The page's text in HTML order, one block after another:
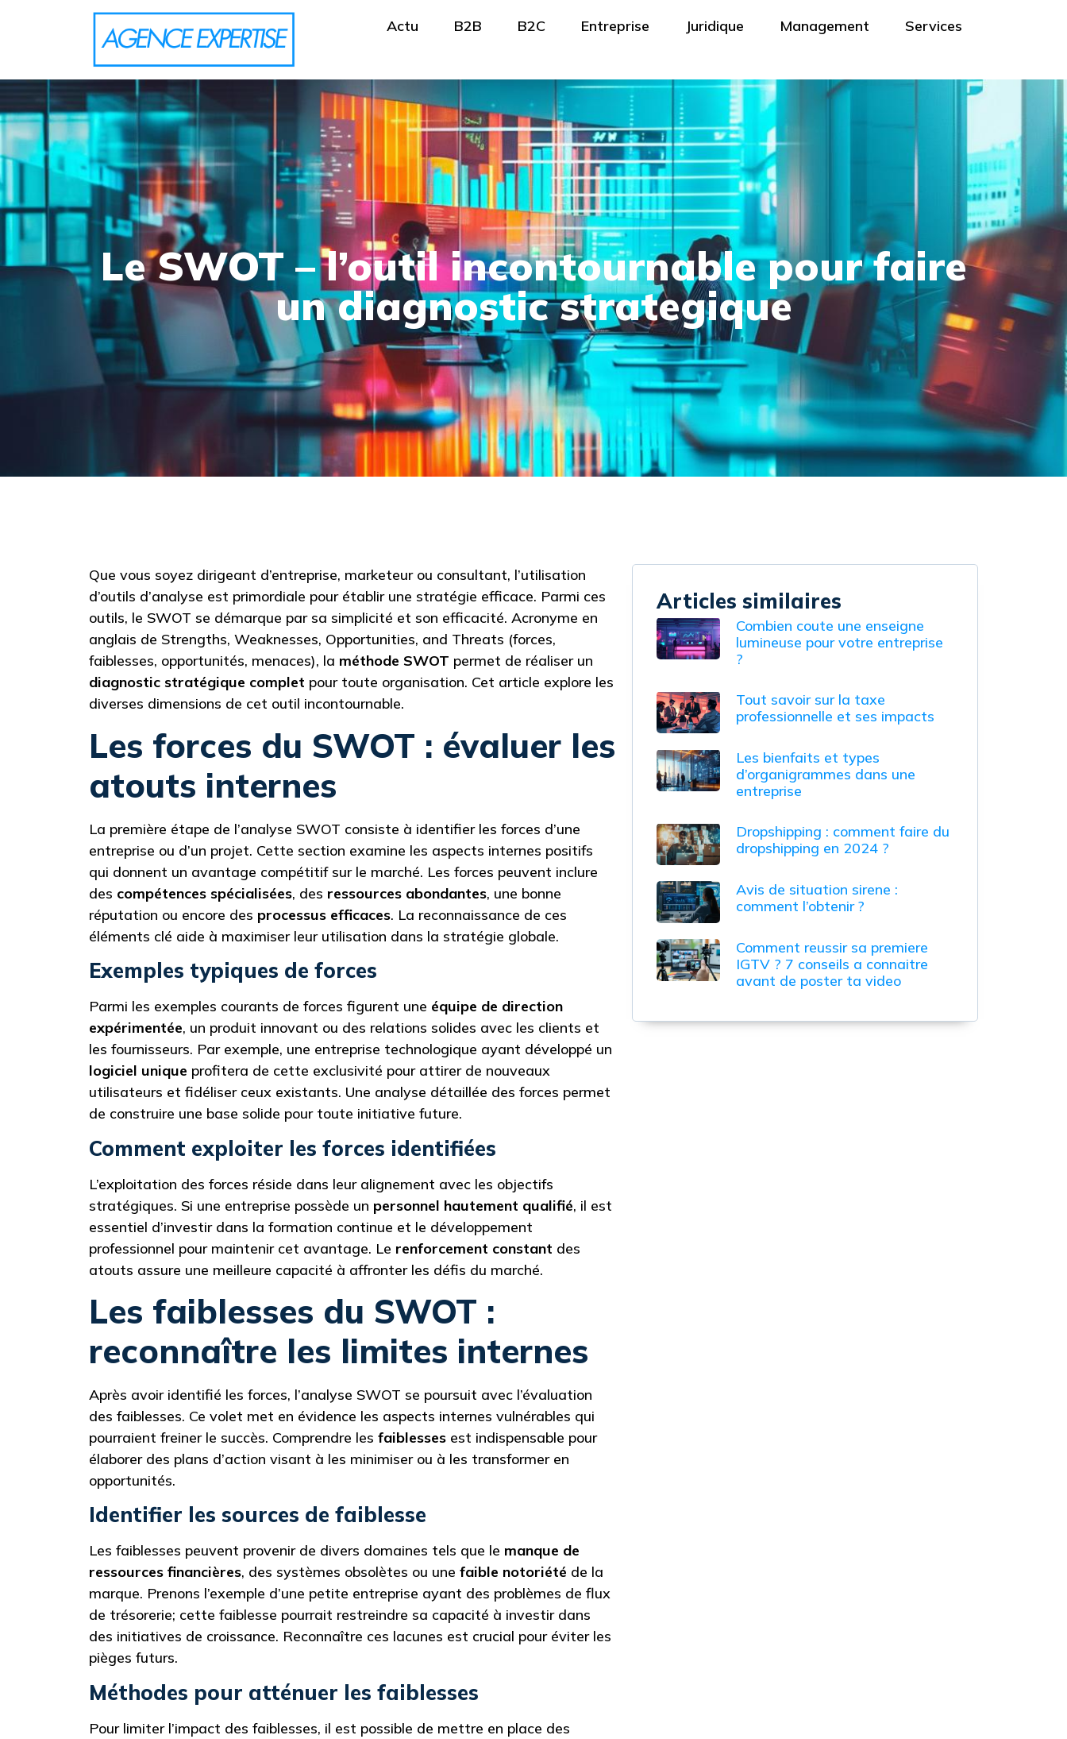
Actu B2B B2C Entreprise Juridique Management Services
Le SWOT – l’outil incontournable pour faire
un diagnostic strategique
Que vous soyez dirigeant d’entreprise, marketeur ou consultant, l’utilisation
d’outils d’analyse est primordiale pour établir une stratégie efficace. Parmi ces
outils, le SWOT se démarque par sa simplicité et son efficacité. Acronyme en
anglais de Strengths, Weaknesses, Opportunities, and Threats (forces,
faiblesses, opportunités, menaces), la méthode SWOT permet de réaliser un
diagnostic stratégique complet pour toute organisation. Cet article explore les
diverses dimensions de cet outil incontournable.
Les forces du SWOT : évaluer les
atouts internes
La première étape de l’analyse SWOT consiste à identifier les forces d’une
entreprise ou d’un projet. Cette section examine les aspects internes positifs
qui donnent un avantage compétitif sur le marché. Les forces peuvent inclure
des compétences spécialisées, des ressources abondantes, une bonne
réputation ou encore des processus efficaces. La reconnaissance de ces
éléments clé aide à maximiser leur utilisation dans la stratégie globale.
Exemples typiques de forces
Parmi les exemples courants de forces figurent une équipe de direction
expérimentée, un produit innovant ou des relations solides avec les clients et
les fournisseurs. Par exemple, une entreprise technologique ayant développé un
logiciel unique profitera de cette exclusivité pour attirer de nouveaux
utilisateurs et fidéliser ceux existants. Une analyse détaillée des forces permet
de construire une base solide pour toute initiative future.
Comment exploiter les forces identifiées
L’exploitation des forces réside dans leur alignement avec les objectifs
stratégiques. Si une entreprise possède un personnel hautement qualifié, il est
essentiel d’investir dans la formation continue et le développement
professionnel pour maintenir cet avantage. Le renforcement constant des
atouts assure une meilleure capacité à affronter les défis du marché.
Les faiblesses du SWOT :
reconnaître les limites internes
Après avoir identifié les forces, l’analyse SWOT se poursuit avec l’évaluation
des faiblesses. Ce volet met en évidence les aspects internes vulnérables qui
pourraient freiner le succès. Comprendre les faiblesses est indispensable pour
élaborer des plans d’action visant à les minimiser ou à les transformer en
opportunités.
Identifier les sources de faiblesse
Les faiblesses peuvent provenir de divers domaines tels que le manque de
ressources financières, des systèmes obsolètes ou une faible notoriété de la
marque. Prenons l’exemple d’une petite entreprise ayant des problèmes de flux
de trésorerie; cette faiblesse pourrait restreindre sa capacité à investir dans
des initiatives de croissance. Reconnaître ces lacunes est crucial pour éviter les
pièges futurs.
Méthodes pour atténuer les faiblesses
Pour limiter l’impact des faiblesses, il est possible de mettre en place des
Articles similaires
Combien coute une enseigne
lumineuse pour votre entreprise
?
Tout savoir sur la taxe
professionnelle et ses impacts
Les bienfaits et types
d’organigrammes dans une
entreprise
Dropshipping : comment faire du
dropshipping en 2024 ?
Avis de situation sirene :
comment l’obtenir ?
Comment reussir sa premiere
IGTV ? 7 conseils a connaitre
avant de poster ta video